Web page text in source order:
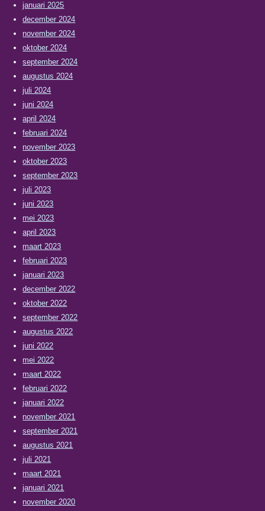
januari 2025
december 2024
november 2024
oktober 2024
september 2024
augustus 2024
juli 2024
juni 2024
april 2024
februari 2024
november 2023
oktober 2023
september 2023
juli 2023
juni 2023
mei 2023
april 2023
maart 2023
februari 2023
januari 2023
december 2022
oktober 2022
september 2022
augustus 2022
juni 2022
mei 2022
maart 2022
februari 2022
januari 2022
november 2021
september 2021
augustus 2021
juli 2021
maart 2021
januari 2021
november 2020